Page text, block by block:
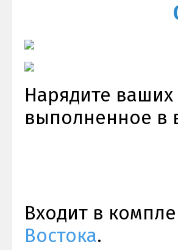
Нарядите ваших
выполненное в
Входит в
Востока.